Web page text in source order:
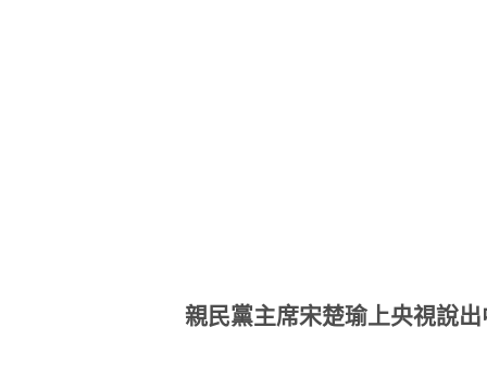
親民黨主席宋楚瑜上央視說